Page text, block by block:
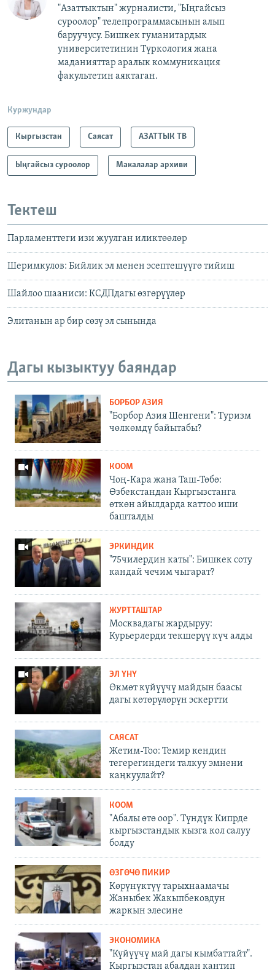
"Азаттыктын" журналисти, "Ыңгайсыз
суроолор" телепрограммасынын алып
баруучусу. Бишкек гуманитардык
университетинин Түркология жана
маданияттар аралык коммуникация
факультетин аяктаган.
Куржундар
Кыргызстан Саясат АЗАТТЫК ТВ
Ыңгайсыз суроолор Макалалар архиви
Тектеш
Парламенттеги изи жуулган иликтөөлөр
Шеримкулов: Бийлик эл менен эсептешүүгө тийиш
Шайлоо шааниси: КСДПдагы өзгөрүүлөр
Элитанын ар бир сөзү эл сынында
Дагы кызыктуу баяндар
БОРБОР АЗИЯ
"Борбор Азия Шенгени": Туризм
чөлкөмдү байытабы?
КООМ
Чоң-Кара жана Таш-Төбө:
Өзбекстандан Кыргызстанга
өткөн айылдарда каттоо иши
башталды
ЭРКИНДИК
"75чилердин каты": Бишкек соту
кандай чечим чыгарат?
ЖУРТТАШТАР
Москвадагы жардыруу:
Курьерлерди текшерүү күч алды
ЭЛ ҮНҮ
Өкмөт күйүүчү майдын баасы
дагы көтөрүлөрүн эскертти
САЯСАТ
Жетим-Тоо: Темир кендин
тегерегиндеги талкуу эмнени
каңкуулайт?
КООМ
"Абалы өтө оор". Түндүк Кипрде
кыргызстандык кызга кол салуу
болду
ӨЗГӨЧӨ ПИКИР
Көрүнүктүү тарыхнаамачы
Жаныбек Жакыпбековдун
жаркын элесине
ЭКОНОМИКА
"Күйүүчү май дагы кымбаттайт".
Кыргызстан абалдан кантип